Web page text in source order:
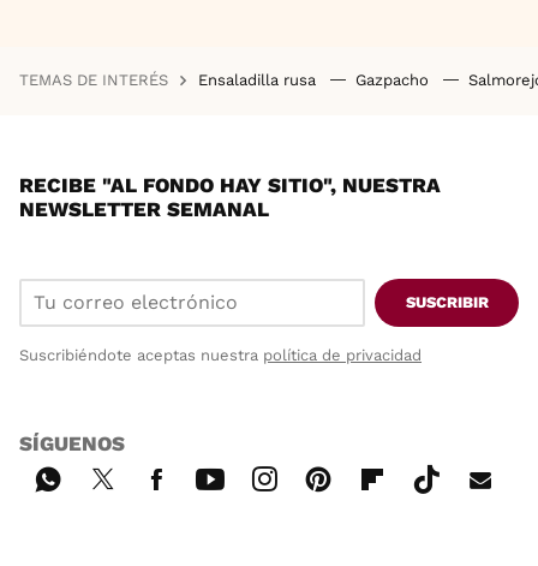
TEMAS DE INTERÉS Ensaladilla rusa Gazpacho
RECIBE "AL FONDO HAY SITIO", NUESTRA
NEWSLETTER SEMANAL
SUSCRIBIR
Suscribiéndote aceptas nuestra política de privacidad
SÍGUENOS